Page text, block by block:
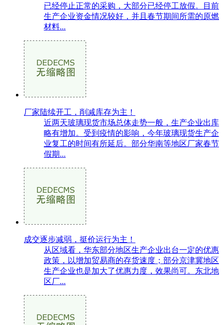
已经停止正常的采购，大部分已经停工放假。目前
生产企业资金情况较好，并且春节期间所需的原燃
材料...
厂家陆续开工，削减库存为主！
近两天玻璃现货市场总体走势一般，生产企业出库
略有增加。受到疫情的影响，今年玻璃现货生产企
业复工的时间有所延后。部分华南等地区厂家春节
假期...
成交逐步减弱，挺价运行为主！
从区域看，华东部分地区生产企业出台一定的优惠
政策，以增加贸易商的存货速度；部分京津冀地区
生产企业也是加大了优惠力度，效果尚可。东北地
区厂...